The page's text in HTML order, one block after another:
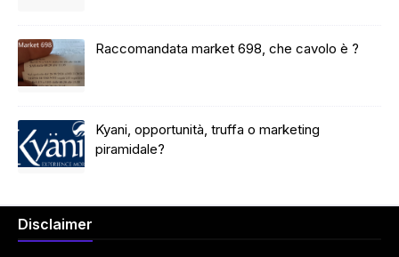
Raccomandata market 698, che cavolo è ?
Kyani, opportunità, truffa o marketing
piramidale?
Disclaimer